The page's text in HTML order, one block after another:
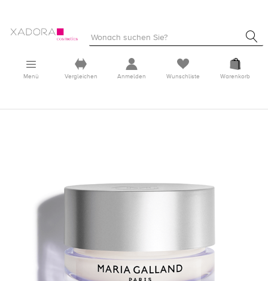
Menü Vergleichen Anmelden Wunschliste Warenkorb